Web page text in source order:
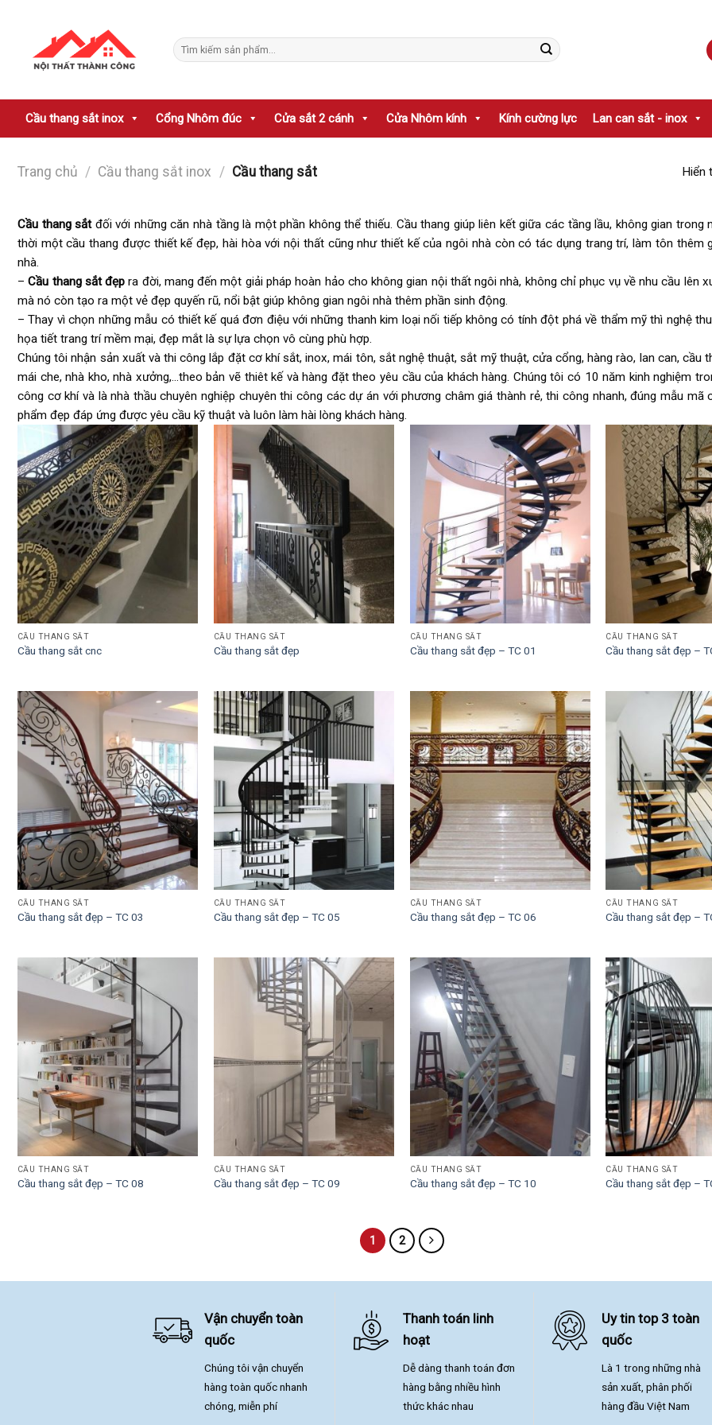
Tìm
kiếm:
Cầu thang sắt inox Cổng Nhôm đúc Cửa sắt 2 cánh Cửa Nhôm kính Kính cường lực Lan can sắt - inox
Trang chủ / Cầu thang sắt inox / Cầu thang sắt Hiển
Cầu thang sắtđối với những căn nhà tầng là một phần không thể thiếu. Cầu thang giúp liên kết giữa các tầng lầu, không gian trong
thời một cầu thang được thiết kế đẹp, hài hòa với nội thất cũng như thiết kế của ngôi nhà còn có tác dụng trang trí, làm tôn thêm
nhà.
–Cầu thang sắt đẹp ra đời, mang đến một giải pháp hoàn hảo cho không gian nội thất ngôi nhà, không chỉ phục vụ về nhu cầu lên
mà nó còn tạo ra một vẻ đẹp quyến rũ, nổi bật giúp không gian ngôi nhà thêm phần sinh động.
– Thay vì chọn những mẫu có thiết kế quá đơn điệu với những thanh kim loại nối tiếp không có tính đột phá về thẩm mỹ thì nghệ
họa tiết trang trí mềm mại, đẹp mắt là sự lựa chọn vô cùng phù hợp.
Chúng tôi nhận sản xuất và thi công lắp đặt cơ khí sắt, inox, mái tôn, sắt nghệ thuật, sắt mỹ thuật, cửa cổng, hàng rào, lan can, cầu
mái che, nhà kho, nhà xưởng,…theo bản vẽ thiêt kế và hàng đặt theo yêu cầu của khách hàng. Chúng tôi có 10 năm kinh nghiệm
công cơ khí và là nhà thầu chuyên nghiệp chuyên thi công các dự án với phương châm giá thành rẻ, thi công nhanh, đúng mẫu mã
phẩm đẹp đáp ứng được yêu cầu kỹ thuật và luôn làm hài lòng khách hàng.
CẦU THANG SẮT
Cầu thang sắt cnc
CẦU THANG SẮT
Cầu thang sắt đẹp
CẦU THANG SẮT
Cầu thang sắt đẹp – TC 01
CẦU THANG SẮT
Cầu thang sắt đẹp –
CẦU THANG SẮT
Cầu thang sắt đẹp – TC 03
CẦU THANG SẮT
Cầu thang sắt đẹp – TC 05
CẦU THANG SẮT
Cầu thang sắt đẹp – TC 06
CẦU THANG SẮT
Cầu thang sắt đẹp –
CẦU THANG SẮT
Cầu thang sắt đẹp – TC 08
CẦU THANG SẮT
Cầu thang sắt đẹp – TC 09
CẦU THANG SẮT
Cầu thang sắt đẹp – TC 10
CẦU THANG SẮT
Cầu thang sắt đẹp –
1 2
Vận chuyển toàn
quốc
Chúng tôi vận chuyển
hàng toàn quốc nhanh
chóng, miễn phí
Thanh toán linh
hoạt
Dễ dàng thanh toán đơn
hàng bằng nhiều hình
thức khác nhau
Uy tin top 3 toàn
quốc
Là 1 trong những nhà
sản xuất, phân phối
hàng đầu Việt Nam